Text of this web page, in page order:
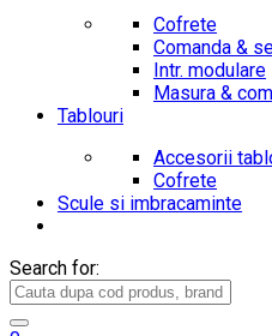
Cofrete
Comanda &
Intr. modulare
Masura &
Tablouri
Accesorii
Cofrete
Scule si imbracaminte
Search for: